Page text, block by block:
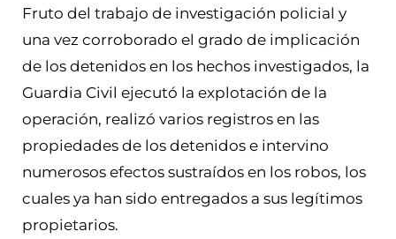
Fruto del trabajo de investigación policial y
una vez corroborado el grado de implicación
de los detenidos en los hechos investigados, la
Guardia Civil ejecutó la explotación de la
operación, realizó varios registros en las
propiedades de los detenidos e intervino
numerosos efectos sustraídos en los robos, los
cuales ya han sido entregados a sus legítimos
propietarios.